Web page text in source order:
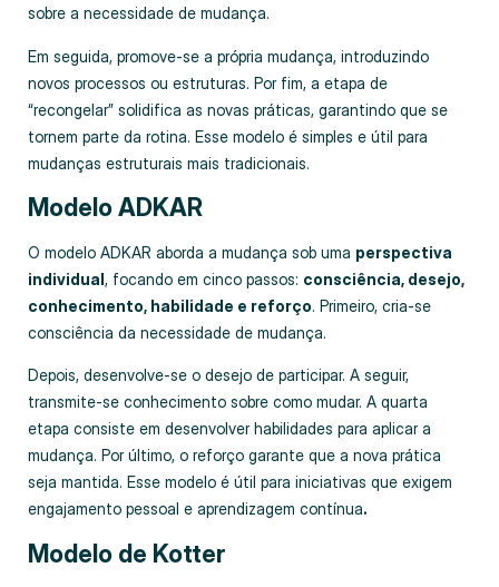
sobre a necessidade de mudança.
Em seguida, promove‑se a própria mudança, introduzindo
novos processos ou estruturas. Por fim, a etapa de
“recongelar” solidifica as novas práticas, garantindo que se
tornem parte da rotina. Esse modelo é simples e útil para
mudanças estruturais mais tradicionais.
Modelo ADKAR
O modelo ADKAR aborda a mudança sob uma perspectiva
individual, focando em cinco passos: consciência, desejo,
conhecimento, habilidade e reforço. Primeiro, cria‑se
consciência da necessidade de mudança.
Depois, desenvolve‑se o desejo de participar. A seguir,
transmite‑se conhecimento sobre como mudar. A quarta
etapa consiste em desenvolver habilidades para aplicar a
mudança. Por último, o reforço garante que a nova prática
seja mantida. Esse modelo é útil para iniciativas que exigem
engajamento pessoal e aprendizagem contínua.
Modelo de Kotter